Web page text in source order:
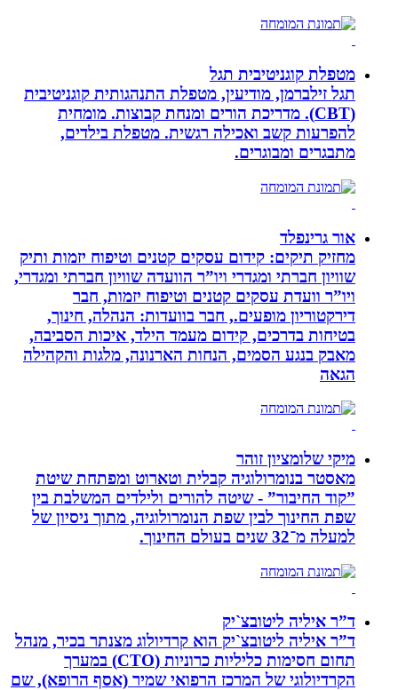
מטפלת קוגניטיבית תגל
תגל זילברמן, מודיעין, מטפלת התנהגותית קוגניטיבית
(CBT). מדריכת הורים ומנחת קבוצות. מומחית
להפרעות קשב ואכילה רגשית. מטפלת בילדים,
מתבגרים ומבוגרים.
אור גרינפלד
מחזיק תיקים: קידום עסקים קטנים וטיפוח יזמות ותיק
שוויון חברתי ומגדרי ויו”ר הוועדה שוויון חברתי ומגדרי,
ויו”ר וועדת עסקים קטנים וטיפוח יזמות, חבר
דירקטוריון מופעים., חבר בוועדות: הנהלה, חינוך,
בטיחות בדרכים, קידום מעמד הילד, איכות הסביבה,
מאבק בנגע הסמים, הנחות הארנונה, מלגות והקהילה
מיקי שלומציון זוהר
מאסטר בנומרולוגיה קבלית וטארוט ומפתחת שיטת
”קוד החיבור” - שיטה להורים ולילדים המשלבת בין
שפת החינוך לבין שפת הנומרולוגיה, מתוך ניסיון של
למעלה מ־32 שנים בעולם החינוך.
ד”ר איליה ליטובצ`יק
ד”ר איליה ליטובצ`יק הוא קרדיולוג מצנתר בכיר, מנהל
תחום חסימות כליליות כרוניות (CTO) במערך
הקרדיולוגי של המרכז הרפואי שמיר (אסף הרופא), שם